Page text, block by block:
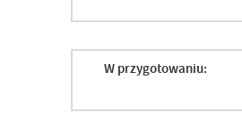
W przygotowaniu: